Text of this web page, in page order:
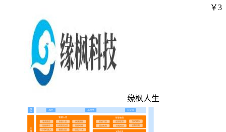
缘枫人生
￥3